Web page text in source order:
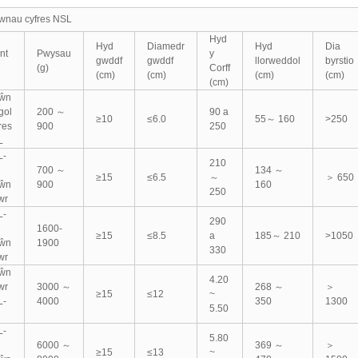
cyfres NSL
Pwysau
(g)
Hyd
gwddf
(cm)
Diamedr
gwddf
(cm)
Hyd
y
Corff
(cm)
Hyd
llorweddol
(cm)
Dia
byrstio
(cm)
200 ～
900
≥10 ≤6.0
90 a
250
55～ 160 >250
700 ～
900
≥15 ≤6.5
210
～
250
134 ～
160
＞ 650
1600-
1900
≥15 ≤8.5
290
a
330
185～ 210 >1050
3000 ～
4000
≥15 ≤12
4.20
~
5.50
268 ～
350
＞
1300
6000 ～
≥15 ≤13
5.80
~
369 ～
＞